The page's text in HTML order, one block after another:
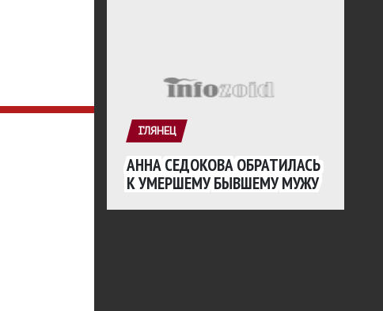
ГЛЯНЕЦ
АННА СЕДОКОВА ОБРАТИЛАСЬ
К УМЕРШЕМУ БЫВШЕМУ МУЖУ